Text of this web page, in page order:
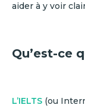
aider à y voir
Qu’est-ce
L’IELTS (ou